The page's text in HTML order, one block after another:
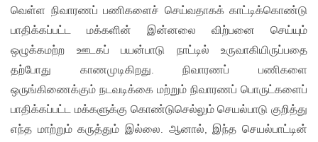
வெள்ள நிவாரணப் பணிகளைச் செய்வதாகக் காட்டிக்கொண்டு
பாதிக்கப்பட்ட மக்களின் இன்னலை விற்பனை செய்யும்
ஒழுக்கமற்ற ஊடகப் பயன்பாடு நாட்டில் உருவாகியிருப்பதை
தற்போது காணமுடிகிறது. நிவாரணப் பணிகளை
ஒருங்கிணைக்கும் நடவடிக்கை மற்றும் நிவாரணப் பொருட்களைப்
பாதிக்கப்பட்ட மக்களுக்கு கொண்டுசெல்லும் செயல்பாடு குறித்து
எந்த மாற்றும் கருத்தும் இல்லை. ஆனால், இந்த செயல்பாட்டின்